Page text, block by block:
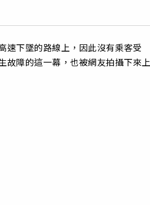
速下墜的路線上，因此沒有乘客受
故障的這一幕，也被網友拍攝下來